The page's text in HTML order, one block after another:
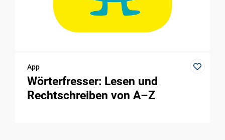
App
Wörterfresser: Lesen und
Rechtschreiben von A–Z